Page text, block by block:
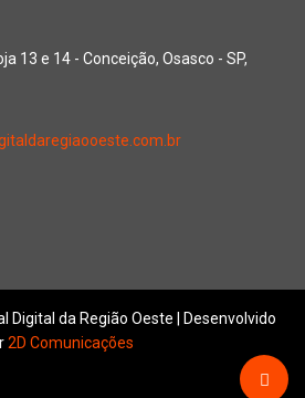
13 e 14 - Conceição, Osasco - SP,
Digital da Região Oeste | Desenvolvido
2D Comunicações